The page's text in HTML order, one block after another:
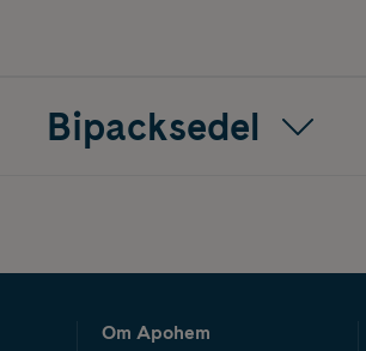
Bipacksedel
Om Apohem